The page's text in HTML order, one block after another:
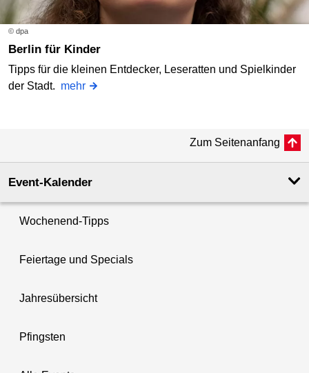
© dpa
Berlin für Kinder
Tipps für die kleinen Entdecker, Leseratten und Spielkinder
der Stadt. mehr
Zum Seitenanfang
Event-Kalender
Wochenend-Tipps
Feiertage und Specials
Jahresübersicht
Pfingsten